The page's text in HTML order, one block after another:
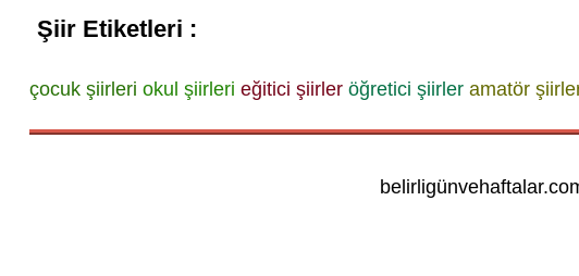
Şiir Etiketleri :
çocuk şiirleri okul şiirleri eğitici şiirler öğretici şiirler amatör